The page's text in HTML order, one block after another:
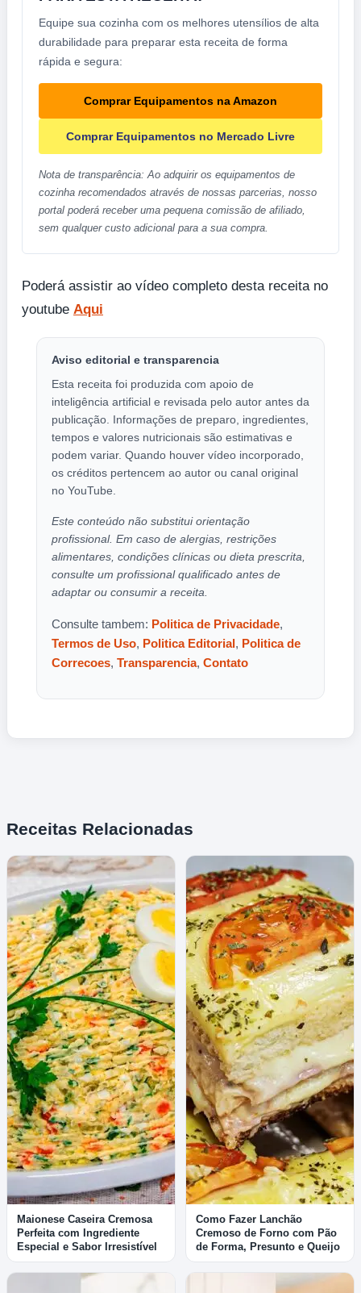
Equipe sua cozinha com os melhores utensílios de alta
durabilidade para preparar esta receita de forma
rápida e segura:
Comprar Equipamentos na Amazon
Comprar Equipamentos no Mercado Livre
Nota de transparência: Ao adquirir os equipamentos de
cozinha recomendados através de nossas parcerias, nosso
portal poderá receber uma pequena comissão de afiliado,
sem qualquer custo adicional para a sua compra.
Poderá assistir ao vídeo completo desta receita no
youtube Aqui
Aviso editorial e transparencia
Esta receita foi produzida com apoio de
inteligência artificial e revisada pelo autor antes da
publicação. Informações de preparo, ingredientes,
tempos e valores nutricionais são estimativas e
podem variar. Quando houver vídeo incorporado,
os créditos pertencem ao autor ou canal original
no YouTube.
Este conteúdo não substitui orientação
profissional. Em caso de alergias, restrições
alimentares, condições clínicas ou dieta prescrita,
consulte um profissional qualificado antes de
adaptar ou consumir a receita.
Consulte tambem: Politica de Privacidade,
Termos de Uso, Politica Editorial, Politica de
Correcoes, Transparencia, Contato
Receitas Relacionadas
Maionese Caseira Cremosa
Perfeita com Ingrediente
Especial e Sabor Irresistível
Como Fazer Lanchão
Cremoso de Forno com Pão
de Forma, Presunto e Queijo